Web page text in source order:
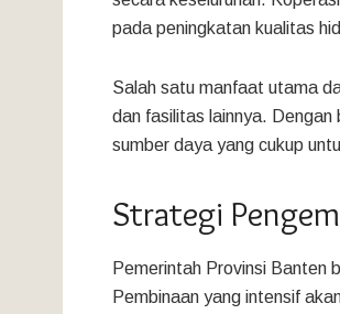
pada peningkatan kualitas
Salah satu manfaat utama
dan fasilitas lainnya.
sumber daya yang cukup
Strategi
Pemerintah Provinsi Banten
Pembinaan yang intensif